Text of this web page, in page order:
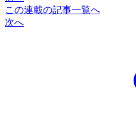
この連載の記事一覧へ
次へ